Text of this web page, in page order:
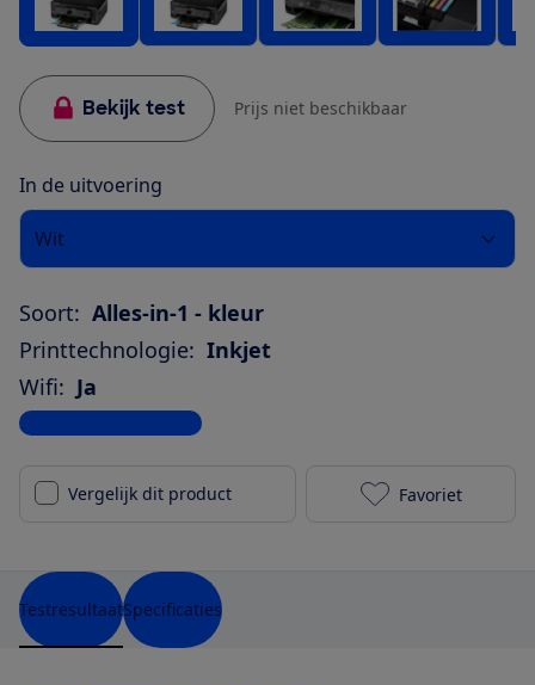
Bekijk test Prijs niet beschikbaar
In de uitvoering
Wit
Soort: Alles-in-1 - kleur
Printtechnologie: Inkjet
Wifi: Ja
Bekijk alle specificaties
Vergelijk dit product Epson
Favoriet
TestresultaatSpecificaties